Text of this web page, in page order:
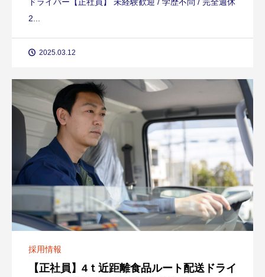
2...
2025.03.12
採用情報
【正社員】4ｔ近距離食品ルート配送ドライ